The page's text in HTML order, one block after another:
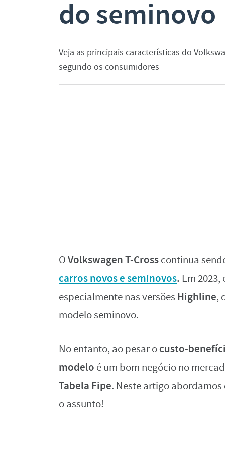
do seminovo
Veja as principais características do
segundo os consumidores
OVolkswagen T-Crosscontinua
carros novos e seminovos. Em
especialmente nas versões Highline,
modelo seminovo.
No entanto, ao pesar ocusto-
modelo é um bom negócio no
Tabela Fipe. Neste artigo
o assunto!